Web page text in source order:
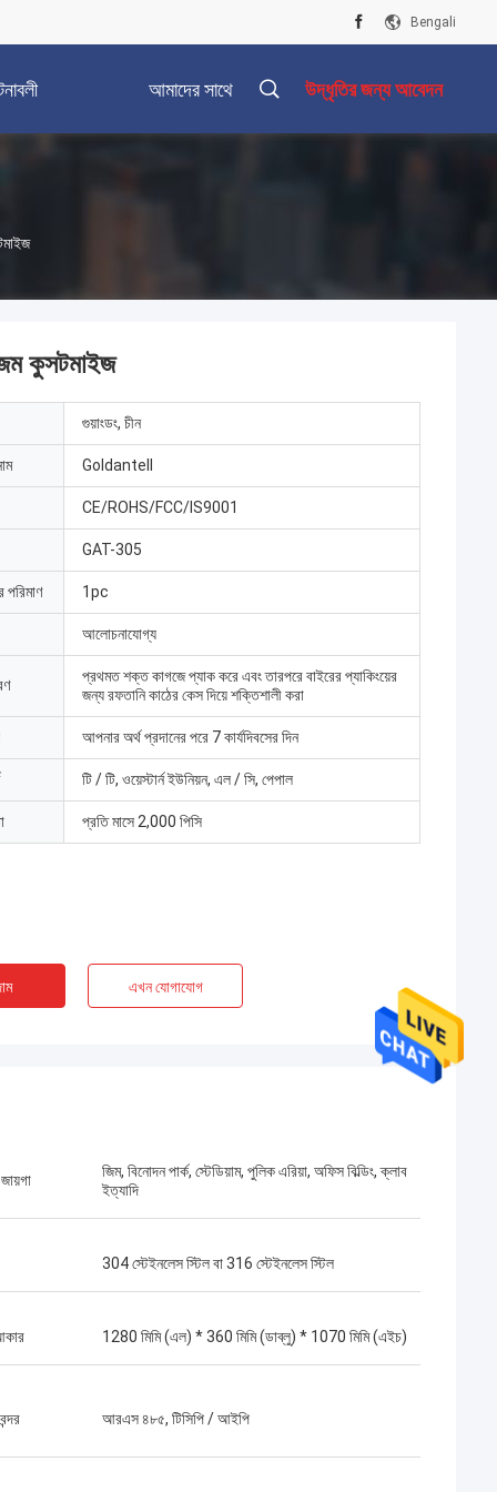
Bengali
আমাদের সাথে উদ্ধৃতির জন্য আবেদন
কুসটমাইজ
গুয়াংডং, চীন
Goldantell
CE/ROHS/FCC/IS9001
GAT-305
পরিমাণ 1pc
আলোচনাযোগ্য
প্রথমত শক্ত কাগজে প্যাক করে এবং তারপরে বাইরের প্যাকিংয়ের
জন্য রফতানি কাঠের কেস দিয়ে শক্তিশালী করা
আপনার অর্থ প্রদানের পরে 7 কার্যদিবসের দিন
টি / টি, ওয়েস্টার্ন ইউনিয়ন, এল / সি, পেপাল
প্রতি মাসে 2,000 পিসি
এখন যোগাযোগ
জিম, বিনোদন পার্ক, স্টেডিয়াম, পুলিক এরিয়া, অফিস বিল্ডিং, ক্লাব
ইত্যাদি
304 স্টেইনলেস স্টিল বা 316 স্টেইনলেস স্টিল
1280 মিমি (এল) * 360 মিমি (ডাব্লু) * 1070 মিমি (এইচ)
আরএস ৪৮৫, টিসিপি / আইপি